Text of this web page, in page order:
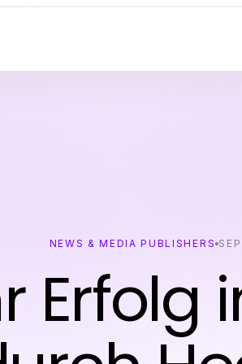
NEWS & MEDIA PUBLISHERS
Erfolg